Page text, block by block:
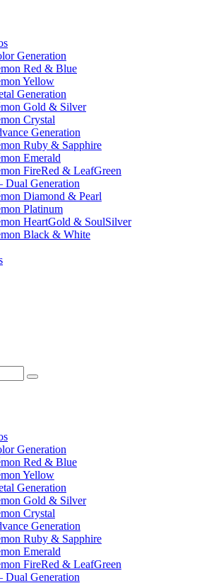
Generation
Red & Blue
Yellow
Generation
Gold & Silver
Crystal
Generation
Ruby & Sapphire
Emerald
FireRed & LeafGreen
Dual Generation
Diamond & Pearl
Platinum
HeartGold & SoulSilver
Black & White
Generation
Red & Blue
Yellow
Generation
Gold & Silver
Crystal
Generation
Ruby & Sapphire
Emerald
FireRed & LeafGreen
Dual Generation